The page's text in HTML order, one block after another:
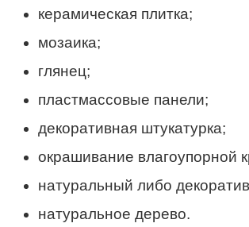
керамическая плитка;
мозаика;
глянец;
пластмассовые панели;
декоративная штукатурка;
окрашивание влагоупорной
натуральный либо
натуральное дерево.